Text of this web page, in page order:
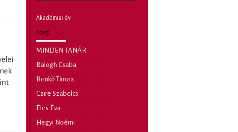
Akadémiai év
Akadémiai év
Év
MINDEN TANÁR
Balogh Csaba
Benkő Timea
Czire Szabolcs
Éles Éva
Hegyi Noémi